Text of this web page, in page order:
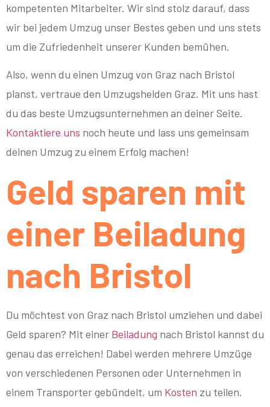
kompetenten Mitarbeiter. Wir sind stolz darauf, dass
wir bei jedem Umzug unser Bestes geben und uns stets
um die Zufriedenheit unserer Kunden bemühen.
Also, wenn du einen Umzug von Graz nach Bristol
planst, vertraue den Umzugshelden Graz. Mit uns hast
du das beste Umzugsunternehmen an deiner Seite.
Kontaktiere uns noch heute und lass uns gemeinsam
deinen Umzug zu einem Erfolg machen!
Geld sparen mit
einer Beiladung
nach Bristol
Du möchtest von Graz nach Bristol umziehen und dabei
Geld sparen? Mit einer Beiladung nach Bristol kannst du
genau das erreichen! Dabei werden mehrere Umzüge
von verschiedenen Personen oder Unternehmen in
einem Transporter gebündelt, um Kosten zu teilen.